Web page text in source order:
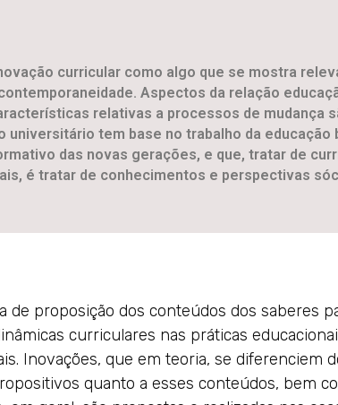
curricular como algo que se mostra
Aspectos da relação
relativas a processos de mudança
universitário tem base no trabalho da educação
das novas gerações, e que, tratar de
é tratar de conhecimentos e perspectivas
de proposição dos conteúdos dos saberes
curriculares nas práticas
Inovações, que em teoria, se diferenciem
quanto a esses conteúdos, bem